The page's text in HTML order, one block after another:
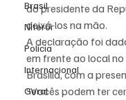
Brasil
Niterói
Polícia
Internacional
Geral
do presidente da
deixá-los na mão.
A declaração foi
em frente ao local
Brasília, com a
“Vocês podem ter